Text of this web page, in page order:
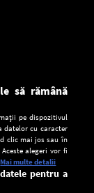
smartphone:
să rămână
pe dispozitivul
datelor cu caracter
clic mai jos sau în
alegeri vor fi
Mai multe detalii
pentru a